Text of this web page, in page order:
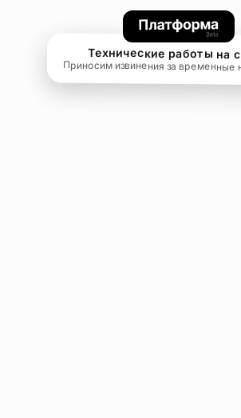
Технические работы на
Приносим извинения за временные